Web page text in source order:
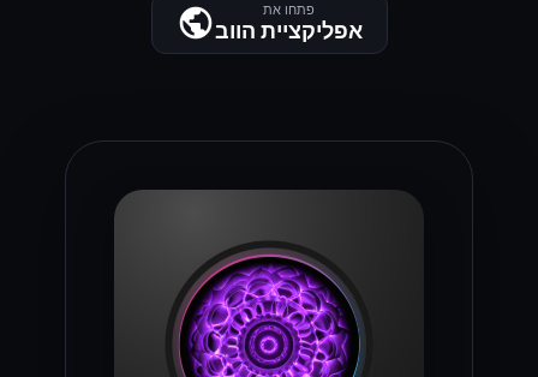
פתחו את
אפליקציית הווב